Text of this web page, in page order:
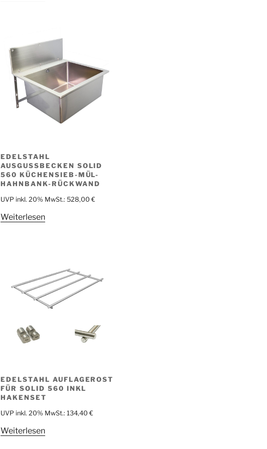
EDELSTAHL
AUSGUSSBECKEN SOLID
560 KÜCHENSIEB-MÜL-
HAHNBANK-RÜCKWAND
UVP inkl. 20% MwSt.:528,00€
Weiterlesen
EDELSTAHL AUFLAGEROST
FÜR SOLID 560 INKL
HAKENSET
UVP inkl. 20% MwSt.:134,40€
Weiterlesen